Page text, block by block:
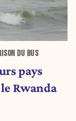
DU BUS
pays
Rwanda